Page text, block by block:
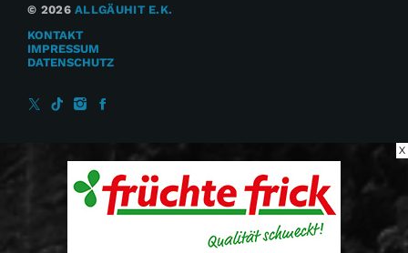
© 2026ALLGÄUHIT E.K.
KONTAKT
IMPRESSUM
DATENSCHUTZ
X